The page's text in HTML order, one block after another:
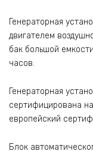
Генераторная
двигателем
бак большой
часов.
Генераторная
сертифицирована
европейский
Блок